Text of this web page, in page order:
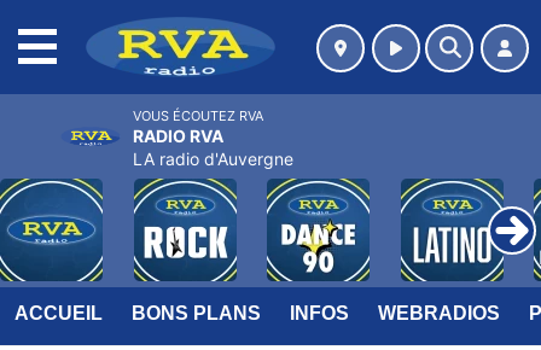
ACCUEIL BONS PLANS INFOS WEBRADIOS
VOUS ÉCOUTEZ RVA
RADIO RVA
LA radio d'Auvergne